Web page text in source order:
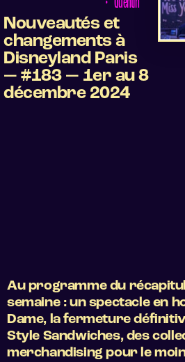
Nouveautés et
changements à
Disneyland Paris
— #183 — 1er au 8
décembre 2024
Au programme du
semaine : un spectacle en
Dame, la fermeture
Style Sandwiches, des
merchandising pour le